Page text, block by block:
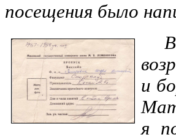
посещения было
и
я